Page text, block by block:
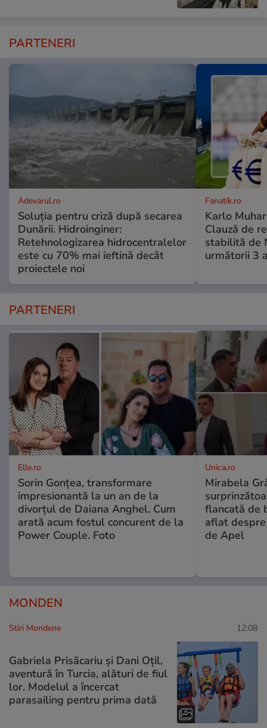
PARTENERI
Adevarul.ro
Soluția pentru criză după secarea
Dunării. Hidroinginer:
Retehnologizarea hidrocentralelor
este cu 70% mai ieftină decât
proiectele noi
Fanatik.ro
Karlo
Clauză de
stabilită de
următorii 3
PARTENERI
Elle.ro
Sorin Gonțea, transformare
impresionantă la un an de la
divorțul de Daiana Anghel. Cum
arată acum fostul concurent de la
Power Couple. Foto
Unica.ro
Mirabela
flancată de
aflat
de Apel
MONDEN
Stiri Mondene 12:08
Gabriela Prisăcariu și Dani Oțil,
aventură în Turcia, alături de fiul
lor. Modelul a încercat
parasailing pentru prima dată